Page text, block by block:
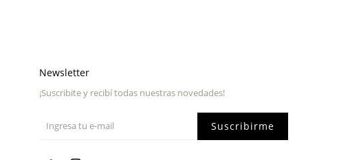
Newsletter
¡Suscribite y recibí todas nuestras novedades!
Suscribirme